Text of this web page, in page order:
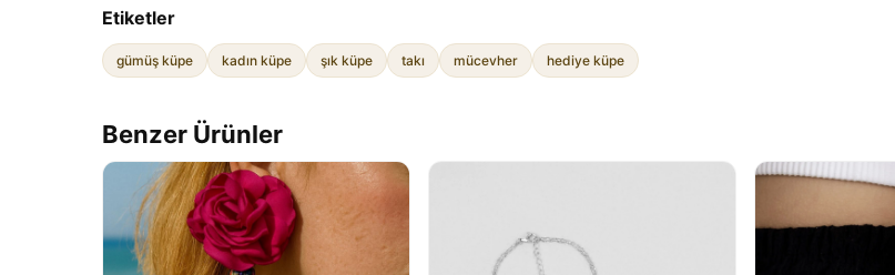
Etiketler
gümüş küpe kadın küpe şık küpe takı mücevher hediye küpe
Benzer Ürünler